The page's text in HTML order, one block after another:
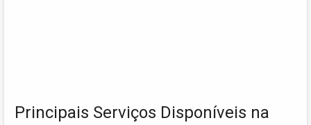
Principais Serviços Disponíveis na